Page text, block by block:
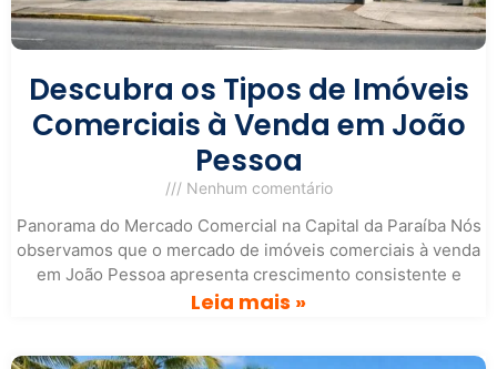
Descubra os Tipos de Imóveis
Comerciais à Venda em João
Pessoa
Nenhum comentário
Panorama do Mercado Comercial na Capital da Paraíba Nós
observamos que o mercado de imóveis comerciais à venda
em João Pessoa apresenta crescimento consistente e
Leia mais »